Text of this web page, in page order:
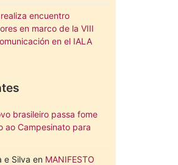
encuentro
en marco de la VIII
en el IALA
brasileiro passa fome
ao Campesinato para
e Silva en MANIFESTO